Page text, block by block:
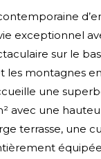
exceptionnel
sur le
les montagnes
une
avec une
terrasse, une